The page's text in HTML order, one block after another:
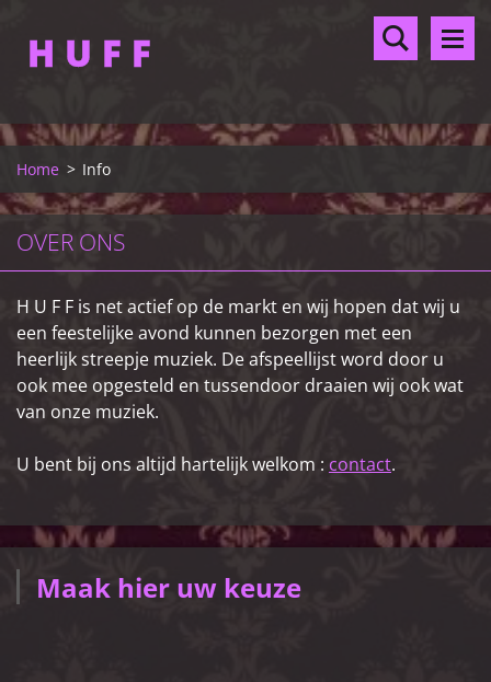
H U F F
Home > Info
OVER ONS
H U F F is net actief op de markt en wij hopen dat wij u
een feestelijke avond kunnen bezorgen met een
heerlijk streepje muziek. De afspeellijst word door u
ook mee opgesteld en tussendoor draaien wij ook wat
van onze muziek.
U bent bij ons altijd hartelijk welkom : contact.
Maak hier uw keuze